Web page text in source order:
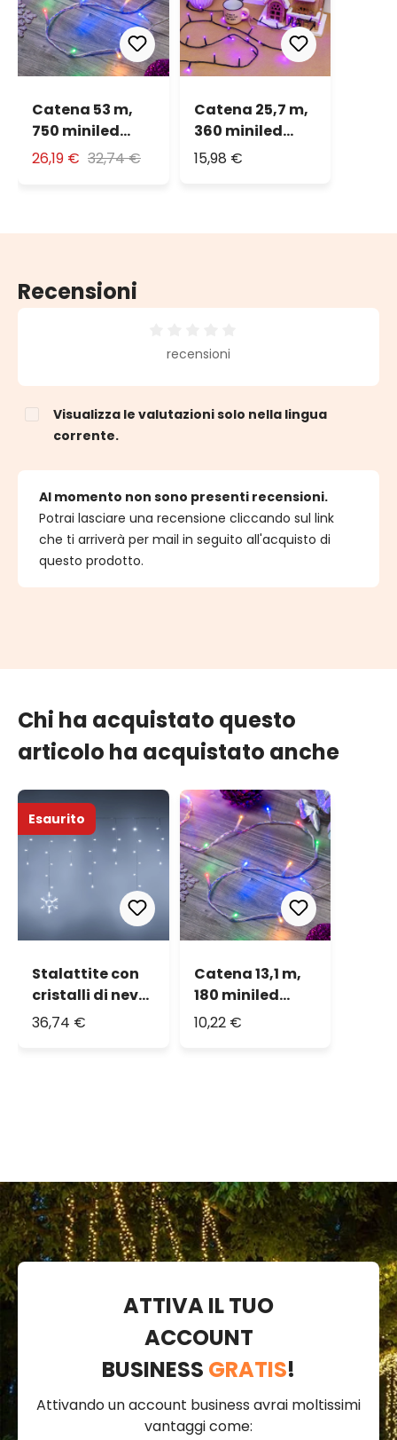
Catena 53 m,
750 miniled
multicolor plus
26,19 € 32,74 €
Catena 25,7 m,
360 miniled
porpora, cavo
15,98 €
Recensioni
Valutazione media di 0 su 5 stelle
recensioni
Visualizza le valutazioni solo nella lingua
corrente.
Al momento non sono presenti recensioni.
Potrai lasciare una recensione cliccando sul link
che ti arriverà per mail in seguito all'acquisto di
questo prodotto.
Chi ha acquistato questo
articolo ha acquistato anche
Esaurito
Stalattite con
cristalli di neve,
h 0,8 m, led
36,74 €
Catena 13,1 m,
180 miniled
multicolor,
10,22 €
ATTIVA IL TUO
ACCOUNT
BUSINESS GRATIS!
Attivando un account business avrai moltissimi
vantaggi come: